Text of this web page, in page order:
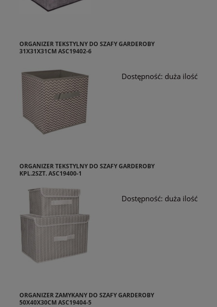
ORGANIZER TEKSTYLNY DO SZAFY GARDEROBY
31X31X31CM ASC19402-6
Dostępność: duża ilość
ORGANIZER TEKSTYLNY DO SZAFY GARDEROBY
KPL.2SZT. ASC19400-1
Dostępność: duża ilość
ORGANIZER ZAMYKANY DO SZAFY GARDEROBY
50X40X30CM ASC19404-5